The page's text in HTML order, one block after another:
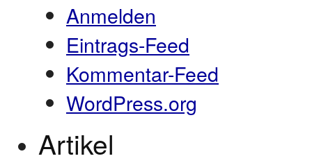
Anmelden
Eintrags-Feed
Kommentar-Feed
WordPress.org
Artikel